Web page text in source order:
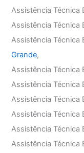
Assistência Técnica
Assistência
Assistência
Grande,
Assistência
Assistência Técnica
Assistência Técnica
Assistência Técnica
Assistência Técnica
Assistência